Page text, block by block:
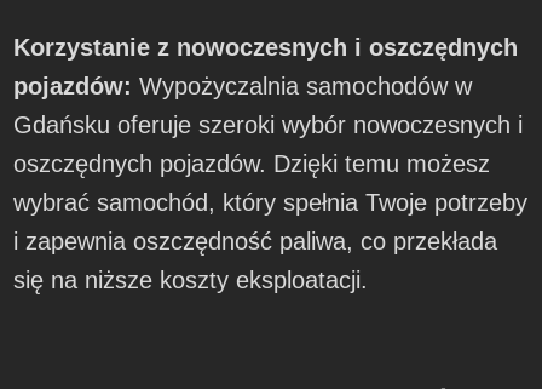
Korzystanie z nowoczesnych i oszczędnych
pojazdów: Wypożyczalnia samochodów w
Gdańsku oferuje szeroki wybór nowoczesnych i
oszczędnych pojazdów. Dzięki temu możesz
wybrać samochód, który spełnia Twoje potrzeby
i zapewnia oszczędność paliwa, co przekłada
się na niższe koszty eksploatacji.